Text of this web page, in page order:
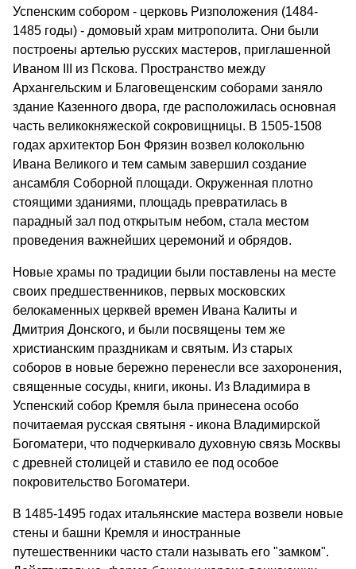
Успенским собором - церковь Ризположения (1484-
1485 годы) - домовый храм митрополита. Они были
построены артелью русских мастеров, приглашенной
Иваном III из Пскова. Пространство между
Архангельским и Благовещенским соборами заняло
здание Казенного двора, где расположилась основная
часть великокняжеской сокровищницы. В 1505-1508
годах архитектор Бон Фрязин возвел колокольню
Ивана Великого и тем самым завершил создание
ансамбля Соборной площади. Окруженная плотно
стоящими зданиями, площадь превратилась в
парадный зал под открытым небом, стала местом
проведения важнейших церемоний и обрядов.
Новые храмы по традиции были поставлены на месте
своих предшественников, первых московских
белокаменных церквей времен Ивана Калиты и
Дмитрия Донского, и были посвящены тем же
христианским праздникам и святым. Из старых
соборов в новые бережно перенесли все захоронения,
священные сосуды, книги, иконы. Из Владимира в
Успенский собор Кремля была принесена особо
почитаемая русская святыня - икона Владимирской
Богоматери, что подчеркивало духовную связь Москвы
с древней столицей и ставило ее под особое
покровительство Богоматери.
В 1485-1495 годах итальянские мастера возвели новые
стены и башни Кремля и иностранные
путешественники часто стали называть его "замком".